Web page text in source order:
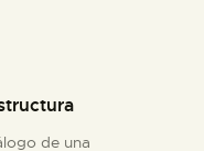
de una